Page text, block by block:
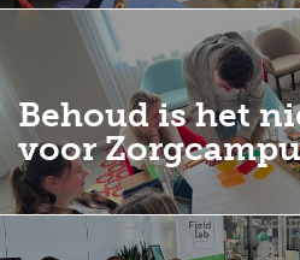
Behoud is het
voor